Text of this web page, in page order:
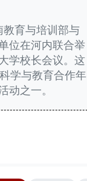
教育与培训部与
位在河内联合举
学校长会议。这
学与教育合作年
动之一。